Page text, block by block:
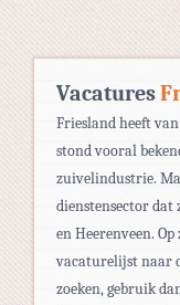
Vacatures
Friesland heeft
stond vooral
zuivelindustrie.
dienstensector
en Heerenveen.
vacaturelijst naar
zoeken, gebruik